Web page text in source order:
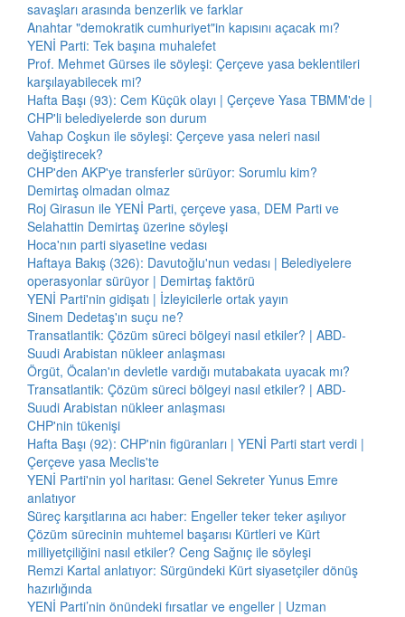
savaşları arasında benzerlik ve farklar
Anahtar "demokratik cumhuriyet"in kapısını açacak mı?
YENİ Parti: Tek başına muhalefet
Prof. Mehmet Gürses ile söyleşi: Çerçeve yasa beklentileri
karşılayabilecek mi?
Hafta Başı (93): Cem Küçük olayı | Çerçeve Yasa TBMM'de |
CHP'li belediyelerde son durum
Vahap Coşkun ile söyleşi: Çerçeve yasa neleri nasıl
değiştirecek?
CHP'den AKP'ye transferler sürüyor: Sorumlu kim?
Demirtaş olmadan olmaz
Roj Girasun ile YENİ Parti, çerçeve yasa, DEM Parti ve
Selahattin Demirtaş üzerine söyleşi
Hoca'nın parti siyasetine vedası
Haftaya Bakış (326): Davutoğlu'nun vedası | Belediyelere
operasyonlar sürüyor | Demirtaş faktörü
YENİ Parti'nin gidişatı | İzleyicilerle ortak yayın
Sinem Dedetaş'ın suçu ne?
Transatlantik: Çözüm süreci bölgeyi nasıl etkiler? | ABD-
Suudi Arabistan nükleer anlaşması
Örgüt, Öcalan'ın devletle vardığı mutabakata uyacak mı?
Transatlantik: Çözüm süreci bölgeyi nasıl etkiler? | ABD-
Suudi Arabistan nükleer anlaşması
CHP'nin tükenişi
Hafta Başı (92): CHP'nin figüranları | YENİ Parti start verdi |
Çerçeve yasa Meclis'te
YENİ Parti'nin yol haritası: Genel Sekreter Yunus Emre
anlatıyor
Süreç karşıtlarına acı haber: Engeller teker teker aşılıyor
Çözüm sürecinin muhtemel başarısı Kürtleri ve Kürt
milliyetçiliğini nasıl etkiler? Ceng Sağnıç ile söyleşi
Remzi Kartal anlatıyor: Sürgündeki Kürt siyasetçiler dönüş
hazırlığında
YENİ Parti’nin önündeki fırsatlar ve engeller | Uzman